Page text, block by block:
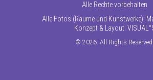
Alle Rechte vorbehalten
Alle Fotos (Räume und Kunstwerke):
Konzept & Layout:
© 2026. All Rights Reserved.